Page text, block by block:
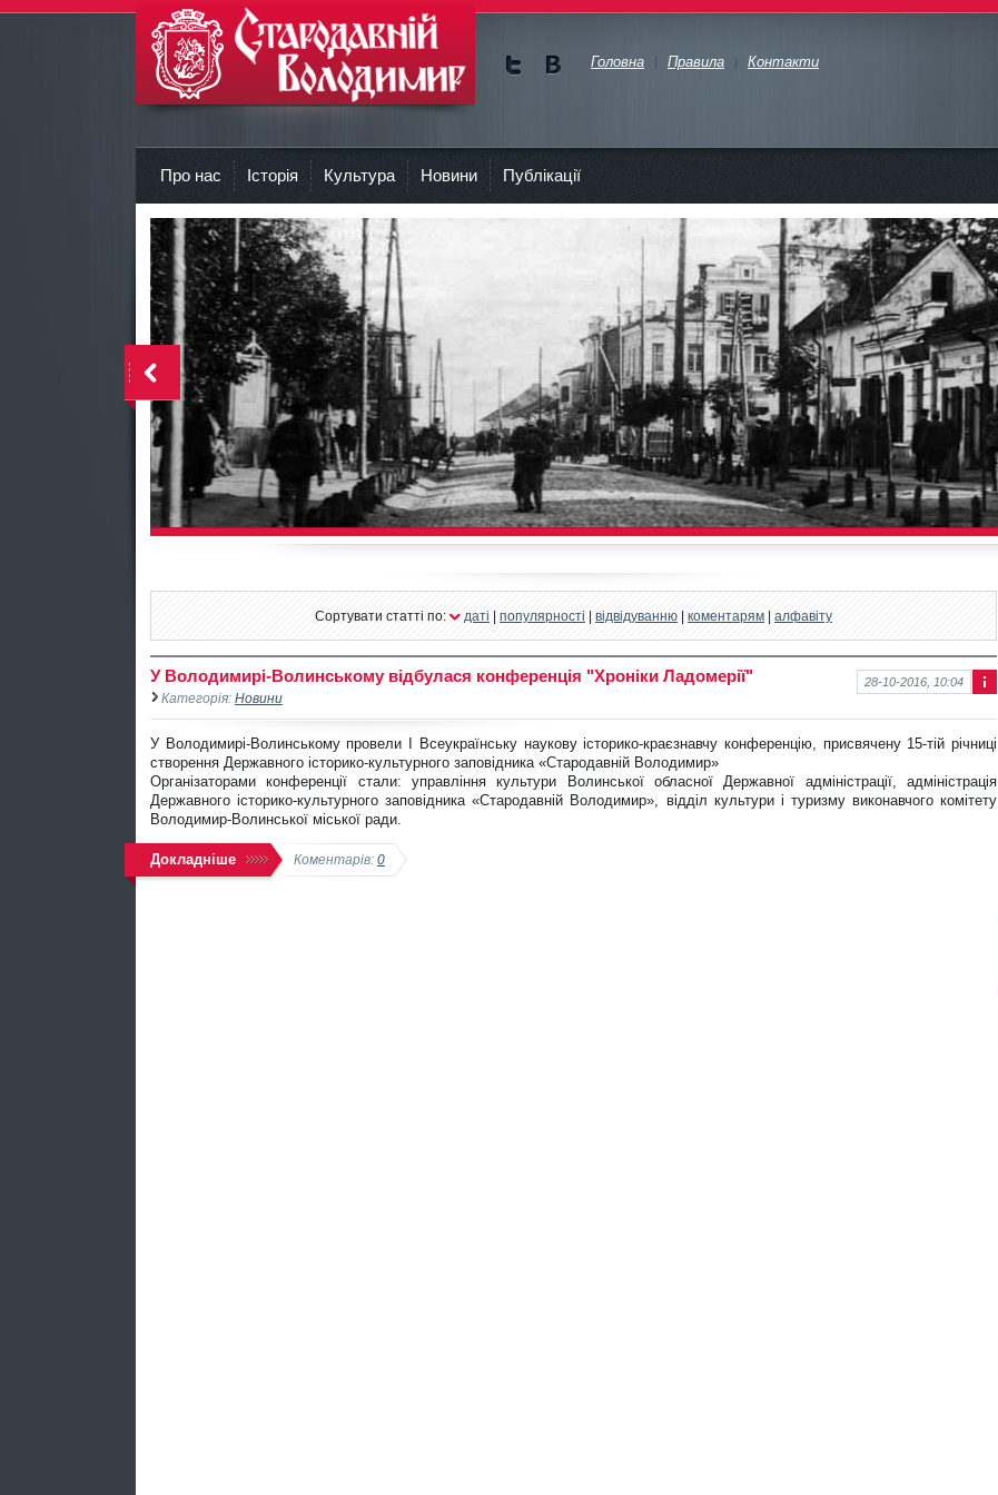
Головна Правила Контакти
Про нас Історія Культура Новини Публікації
Сортувати статті по: даті | популярності | відвідуванню | коментарям | алфавіту
ор
ція
нов
ини
28-10-2016, 10:04
У Володимирі-Волинському відбулася конференція "Хроніки Ладомерії"
Категорія: Новини
У Володимирі-Волинському провели І Всеукраїнську наукову історико-краєзнавчу конференцію, присвячену 15-тій річниці
створення Державного історико-культурного заповідника «Стародавній Володимир»
Організаторами конференції стали: управління культури Волинської обласної Державної адміністрації, адміністрація
Державного історико-культурного заповідника «Стародавній Володимир», відділ культури і туризму виконавчого комітету
Володимир-Волинської міської ради.
Докладніше Коментарів: 0